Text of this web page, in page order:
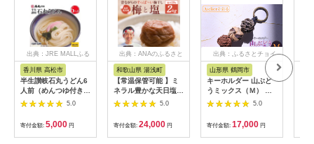
出典：JRE MALLふる
さと納税
香川県 高松市
半生讃岐石丸うどん6
人前（めんつゆ付き）
麺300g×2袋
5.0
寄付金額: 5,000 円
出典：ANAのふるさと
和歌山県 湯浅町
【常温保管可能 】ミ
ネラル豊かな天日塩だ
けで漬けた無添加梅干
し2kg 梅ボーイズ｜
B201_EP6024
5.0
寄付金額: 24,000 円
出典：ふるさとチョイ
山形県 鶴岡市
キーホルダー 山ぶど
うミックス（Ｍ） 山
形県鶴岡市 アトリエ
かおる | 山葡萄 雑貨
キーホルダー ギフト
贈り物 お取り寄せ 返
礼品
5.0
寄付金額: 17,000 円